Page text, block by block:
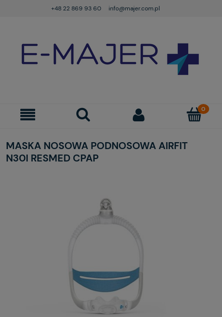
+48 22 869 93 60 info@majer.com.pl
MASKA NOSOWA PODNOSOWA AIRFIT
N30I RESMED CPAP